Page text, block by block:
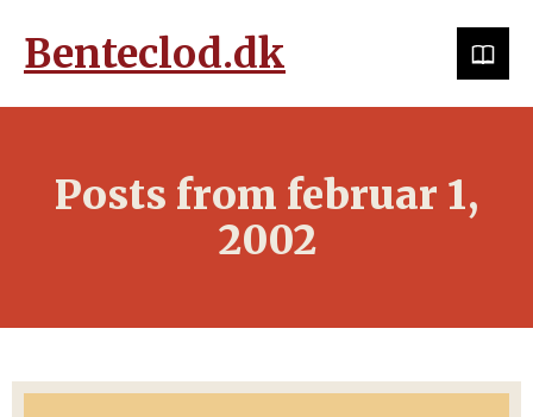
Benteclod.dk
Posts from februar 1,
2002